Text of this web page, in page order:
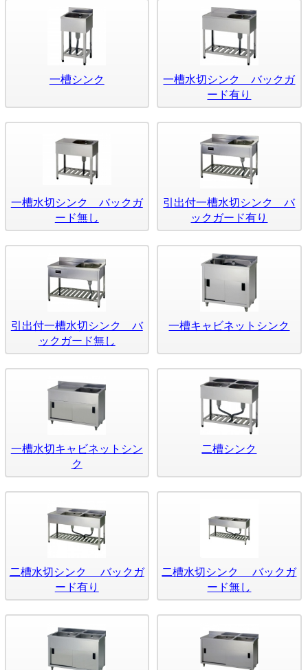
一槽シンク
一槽水切シンク バックガ
ード有り
一槽水切シンク バックガ
ード無し
引出付一槽水切シンク バ
ックガード有り
引出付一槽水切シンク バ
ックガード無し
一槽キャビネットシンク
一槽水切キャビネットシン
ク
二槽シンク
二槽水切シンク バックガ
ード有り
二槽水切シンク バックガ
ード無し